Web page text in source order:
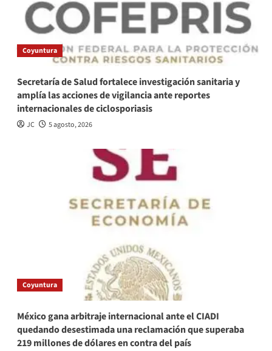
Coyuntura
Secretaría de Salud fortalece investigación sanitaria y
amplía las acciones de vigilancia ante reportes
internacionales de ciclosporiasis
JC 5 agosto, 2026
Coyuntura
México gana arbitraje internacional ante el CIADI
quedando desestimada una reclamación que superaba
219 millones de dólares en contra del país